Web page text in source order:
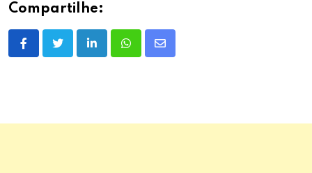
Compartilhe:
LinkedInWhatsappShare